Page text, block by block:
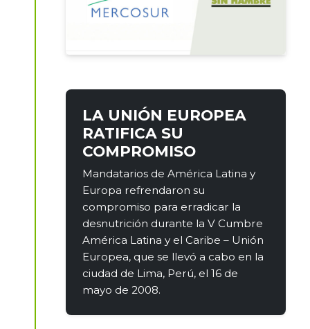
LA UNIÓN EUROPEA
RATIFICA SU
COMPROMISO
Mandatarios de América Latina y
Europa refrendaron su
compromiso para erradicar la
desnutrición durante la V Cumbre
América Latina y el Caribe – Unión
Europea, que se llevó a cabo en la
ciudad de Lima, Perú, el 16 de
mayo de 2008.